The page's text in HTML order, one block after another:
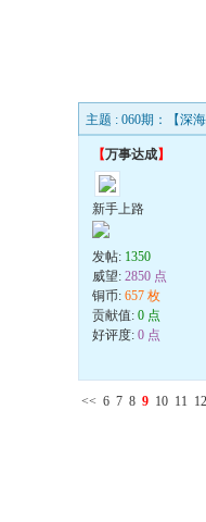
主题 : 060期：【深
【万事达成】
新手上路
发帖: 1350
威望: 2850 点
铜币: 657 枚
贡献值: 0 点
好评度: 0 点
<< 6 7 8 9 10 11 12